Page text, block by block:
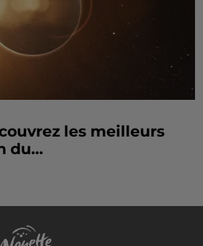
les meilleurs
du...